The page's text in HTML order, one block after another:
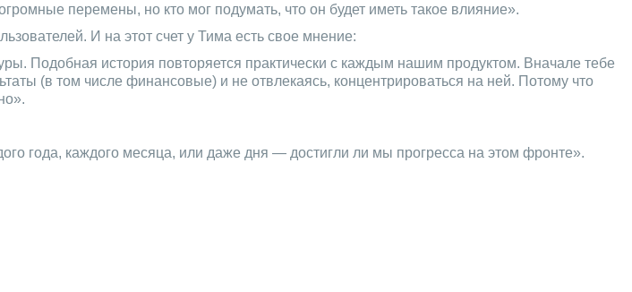
перемены, но кто мог подумать, что он будет иметь такое влияние».
И на этот счет у Тима есть свое мнение:
Подобная история повторяется практически с каждым нашим продуктом. Вначале тебе
(в том числе финансовые) и не отвлекаясь, концентрироваться на ней. Потому что
года, каждого месяца, или даже дня — достигли ли мы прогресса на этом фронте».